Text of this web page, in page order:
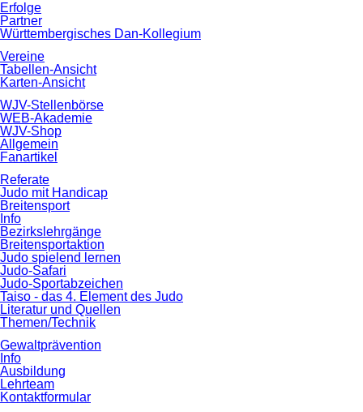
Erfolge
Partner
Württembergisches Dan-Kollegium
Vereine
Tabellen-Ansicht
Karten-Ansicht
WJV-Stellenbörse
WEB-Akademie
WJV-Shop
Allgemein
Fanartikel
Referate
Judo mit Handicap
Breitensport
Info
Bezirkslehrgänge
Breitensportaktion
Judo spielend lernen
Judo-Safari
Judo-Sportabzeichen
Taiso - das 4. Element des Judo
Literatur und Quellen
Themen/Technik
Gewaltprävention
Info
Ausbildung
Lehrteam
Kontaktformular